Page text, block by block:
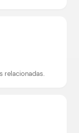
relacionadas.